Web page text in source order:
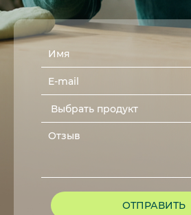
ОТПРАВИТЬ